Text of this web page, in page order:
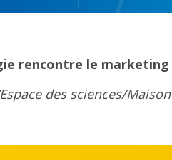
rencontre le marketing
des sciences/